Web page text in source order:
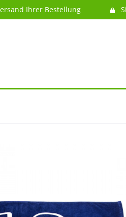
Ihrer Bestellung